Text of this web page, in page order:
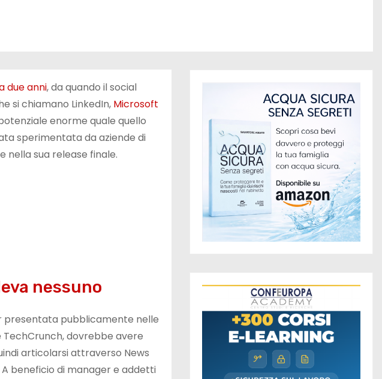
due anni, da quando il social
si chiamano LinkedIn, Microsoft
enorme quale quello
sperimentata da aziende di
nella sua release finale.
nessuno
presentata pubblicamente nelle
dovrebbe avere
articolarsi attraverso News
beneficio di manager e addetti